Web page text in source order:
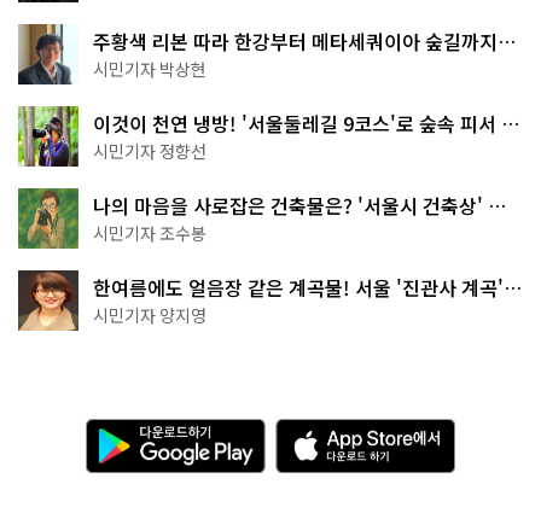
주황색 리본 따라 한강부터 메타세쿼이아 숲길까지…
서울둘레길 15코스
시민기자 박상현
이것이 천연 냉방! '서울둘레길 9코스'로 숲속 피서 떠
나볼까
시민기자 정향선
나의 마음을 사로잡은 건축물은? '서울시 건축상' 수
상작 공개!
시민기자 조수봉
한여름에도 얼음장 같은 계곡물! 서울 '진관사 계곡'이
천국이네~
시민기자 양지영
다
운
로
A
p
p